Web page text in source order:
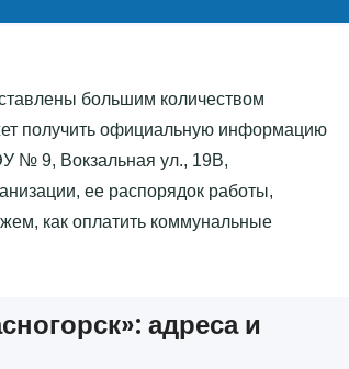
большим количеством
получить официальную информацию
№ 9, Вокзальная ул., 19В,
ее распорядок работы,
как оплатить коммунальные
адреса и